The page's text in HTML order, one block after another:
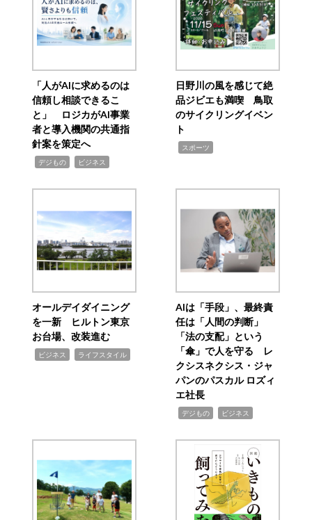
「人がAIに求めるのは
信頼し相談できるこ
と」 ロジカがAI事業
者と導入機関の共通指
針案を策定へ
デジもの ビジネス
日野川の風を感じて絶
品ジビエも満喫 鳥取
のサイクリングイベン
ト
スポーツ
オールデイダイニング
を一新 ヒルトン東京
お台場、改装進む
ビジネス ライフスタイル
AIは「手段」、最終責
任は「人間の判断」
「法の支配」という
「傘」で人を守る レ
クシスネクシス・ジャ
パンのパスカル ロズィ
エ社長
デジもの ビジネス